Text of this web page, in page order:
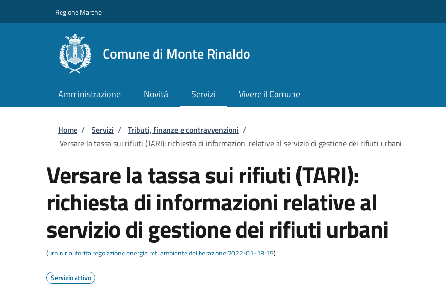
Regione Marche
Comune di Monte Rinaldo
Amministrazione Novità Servizi Vivere il Comune
Briciole di pane
Home / Servizi / Tributi, finanze e contravvenzioni /
Versare la tassa sui rifiuti (TARI): richiesta di informazioni relative al servizio di gestione dei rifiuti urbani
Versare la tassa sui rifiuti (TARI):
richiesta di informazioni relative al
servizio di gestione dei rifiuti urbani
(urn:nir:autorita.regolazione.energia.reti.ambiente:deliberazione:2022-01-18;15)
Servizio attivo